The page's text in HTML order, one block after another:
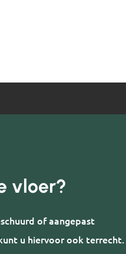
vloer?
of aangepast
u hiervoor ook terrecht.